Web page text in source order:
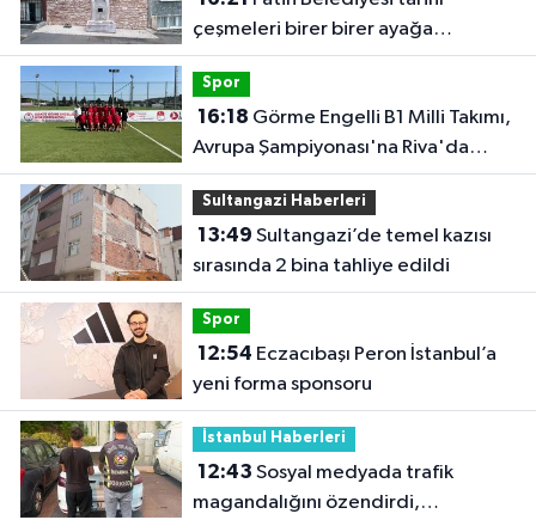
çeşmeleri birer birer ayağa
kaldırıyor
Spor
16:18
Avrupa Şampiyonası'na Riva'da
hazırlanıyor
Sultangazi Haberleri
13:49
sırasında 2 bina tahliye edildi
Spor
12:54
yeni forma sponsoru
İstanbul Haberleri
12:43
magandalığını özendirdi,